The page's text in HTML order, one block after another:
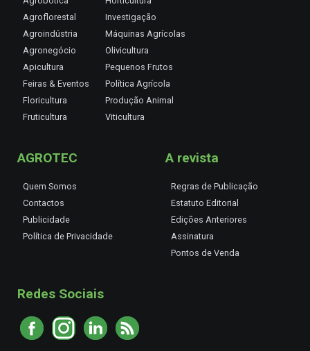
Agroflorestal
Agroindústria
Agronegócio
Apicultura
Feiras & Eventos
Floricultura
Fruticultura
Investigação
Máquinas Agrícolas
Olivicultura
Pequenos Frutos
Política Agrícola
Produção Animal
Viticultura
AGROTEC
Quem Somos
Contactos
Publicidade
Política de Privacidade
A revista
Regras de Publicação
Estatuto Editorial
Edições Anteriores
Assinatura
Pontos de Venda
Redes Sociais